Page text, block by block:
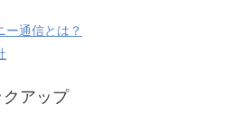
ー通信とは？
クアップ